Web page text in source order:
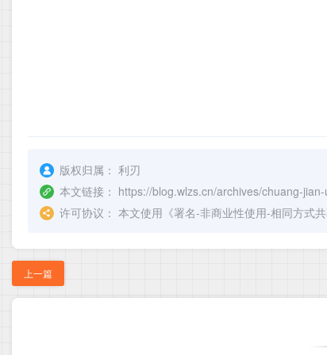
版权归属： 利刃
本文链接： https://blog.wlzs.cn/archives/chuang-
许可协议： 本文使用《署名-非商业性使用-相同方式
上一篇